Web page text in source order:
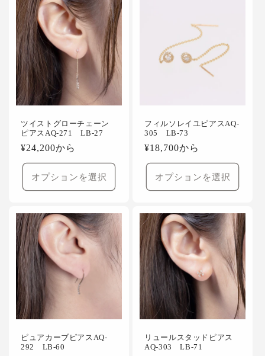
ョ
ン
ツイストグローチェーン
ピアスAQ-271 LB-27
通
常
格
¥24,200から
オプションを選択
フィルソレイユピアスAQ-
305 LB-73
通
常
格
¥18,700から
オプションを選択
ピュアカーブピアスAQ-
292 LB-60
リュールスタッドピアス
AQ-303 LB-71